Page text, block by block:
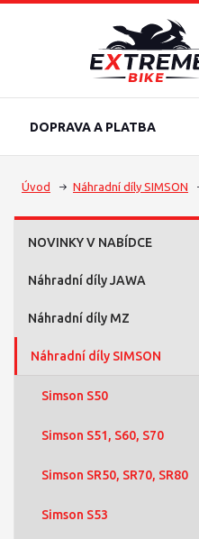
DOPRAVA A PLATBA
Úvod Náhradní díly SIMSON
NOVINKY V NABÍDCE
Náhradní díly JAWA
Náhradní díly MZ
Náhradní díly SIMSON
Simson S50
Simson S51, S60, S70
Simson SR50, SR70, SR80
Simson S53